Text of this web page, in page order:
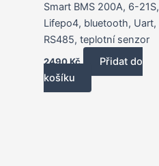
Smart BMS 200A, 6-21S,
Lifepo4, bluetooth, Uart,
RS485, teplotní senzor
2490Kč
Přidat do
košíku